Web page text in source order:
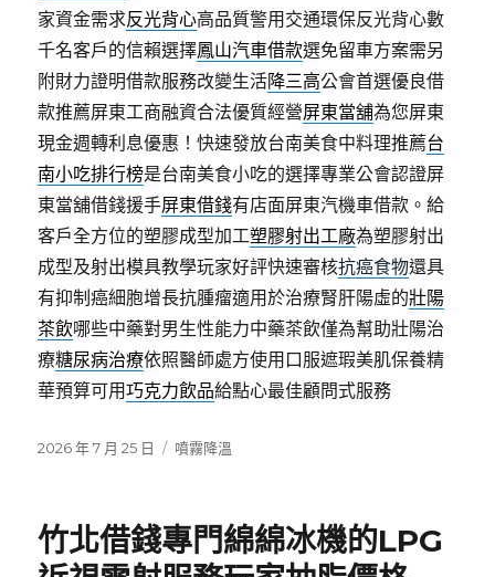
家資金需求反光背心高品質警用交通環保反光背心數
千名客戶的信賴選擇鳳山汽車借款選免留車方案需另
附財力證明借款服務改變生活降三高公會首選優良借
款推薦屏東工商融資合法優質經營屏東當舖為您屏東
現金週轉利息優惠！快速發放台南美食中料理推薦台
南小吃排行榜是台南美食小吃的選擇專業公會認證屏
東當舖借錢援手屏東借錢有店面屏東汽機車借款。給
客戶全方位的塑膠成型加工塑膠射出工廠為塑膠射出
成型及射出模具教學玩家好評快速審核抗癌食物還具
有抑制癌細胞增長抗腫瘤適用於治療腎肝陽虛的壯陽
茶飲哪些中藥對男生性能力中藥茶飲僅為幫助壯陽治
療糖尿病治療依照醫師處方使用口服遮瑕美肌保養精
華預算可用巧克力飲品給點心最佳顧問式服務
發
2026 年 7 月 25 日
分
噴霧降溫
竹北借錢專門綿綿冰機的LPG